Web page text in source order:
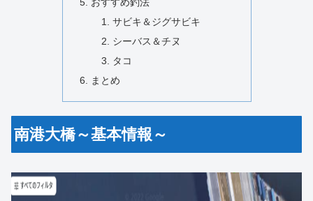
おすすめ釣法
サビキ＆ジグサビキ
シーバス＆チヌ
タコ
まとめ
南港大橋～基本情報～